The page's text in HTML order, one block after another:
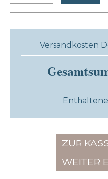
Versandkosten
Enthaltene
ZUR
WEITER